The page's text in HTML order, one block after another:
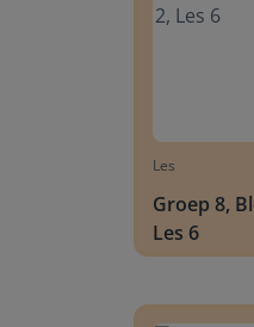
Les
Groep 8,
Les 6